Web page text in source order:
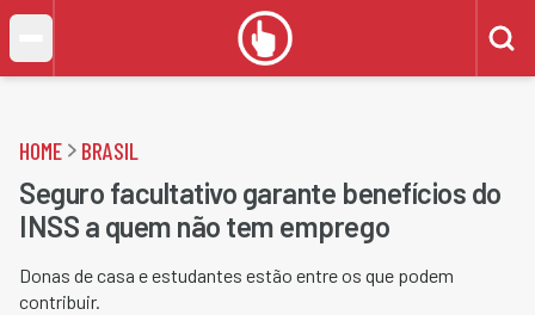
HOME BRASIL
Seguro facultativo garante benefícios do
INSS a quem não tem emprego
Donas de casa e estudantes estão entre os que podem
contribuir.